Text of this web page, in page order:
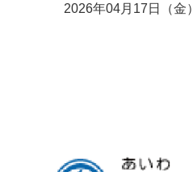
2026年04月17日（金）